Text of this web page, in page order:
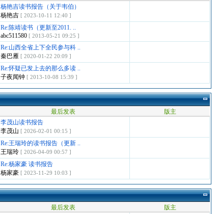
杨艳吉读书报告（关于韦伯）
杨艳吉 [ 2023-10-11 12:40 ]
Re:陈靖读书（更新至2011. ..
abc511580 [ 2013-05-21 09:25 ]
Re:山西全省上下全民参与科 ..
秦巴雁 [ 2020-01-22 20:09 ]
Re:怀疑已发上去的那么多读 ..
子夜闻钟 [ 2013-10-08 15:39 ]
最后发表 版主
李茂山读书报告
李茂山 [ 2026-02-01 00:15 ]
Re:王瑞玲的读书报告（更新 ..
王瑞玲 [ 2026-04-09 00:57 ]
Re:杨家豪 读书报告
杨家豪 [ 2023-11-29 10:03 ]
最后发表
版主